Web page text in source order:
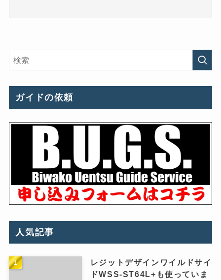
ガイドの依頼
人気記事
レジットデザインワイルドサイ
ドWSS-ST64L+も使っていま